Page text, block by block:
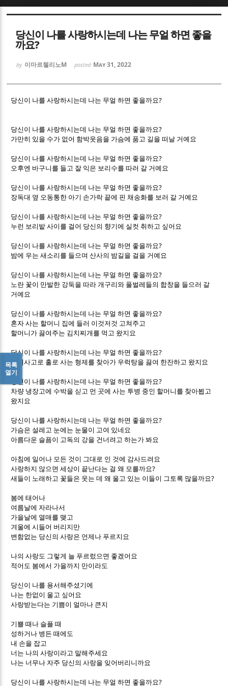
당신이 나를 사랑하시는데 나는 무얼 하면 좋을
까요?
by 이마르첼리노M posted May 31, 2022
당신이 나를 사랑하시는데 나는 무얼 하면 좋을까요?
당신이 나를 사랑하시는데 나는 무얼 하면 좋을까요?
가만히 있을 수가 없어 함박웃음을 가슴에 품고 길을 떠날 거예요
당신이 나를 사랑하시는데 나는 무얼 하면 좋을까요?
오후엔 바구니를 들고 잘 익은 보리수를 따러 갈 거예요
당신이 나를 사랑하시는데 나는 무얼 하면 좋을까요?
장독대 옆 오동통한 아기 손가락 끝에 핀 채송화를 보러 갈 거예요
당신이 나를 사랑하시는데 나는 무얼 하면 좋을까요?
누런 보리밭 사이를 걸어 당신의 향기에 실컷 취하고 싶어요
당신이 나를 사랑하시는데 나는 무얼 하면 좋을까요?
밤에 우는 새소리를 들으며 산사의 밤길을 걸을 거예요
당신이 나를 사랑하시는데 나는 무얼 하면 좋을까요?
노란 꽃이 만발한 강둑을 따라 개구리와 풀벌레들의 합창을 들으러 갈
거예요
당신이 나를 사랑하시는데 나는 무얼 하면 좋을까요?
혼자 사는 할머니 집에 들러 이것저것 고쳐주고
할머니가 끓여주는 김치찌개를 먹고 왔지요
당신이 나를 사랑하시는데 나는 무얼 하면 좋을까요?
산재사고로 홀로 사는 형제를 찾아가 우럭탕을 끓여 한잔하고 왔지요
당신이 나를 사랑하시는데 나는 무얼 하면 좋을까요?
차량 냉장고에 수박을 싣고 먼 곳에 사는 투병 중인 할머니를 찾아뵙고
왔지요
당신이 나를 사랑하시는데 나는 무얼 하면 좋을까요?
가슴은 설레고 눈에는 눈물이 고여 있네요
아름다운 슬픔이 고독의 강을 건너려고 하는가 봐요
아침에 일어나 모든 것이 그대로 인 것에 감사드려요
사랑하지 않으면 세상이 끝난다는 걸 왜 모를까요?
새들이 노래하고 꽃들은 웃는 데 왜 울고 있는 이들이 그토록 많을까요?
봄에 태어나
여름날에 자라나서
가을날에 열매를 맺고
겨울에 시들어 버리지만
변함없는 당신의 사랑은 언제나 푸르지요
나의 사랑도 그렇게 늘 푸르렀으면 좋겠어요
적어도 봄에서 가을까지 만이라도
당신이 나를 용서해주셨기에
나는 한없이 울고 싶어요
사랑받는다는 기쁨이 얼마나 큰지
기쁠 때나 슬플 때
성하거나 병든 때에도
내 손을 잡고
너는 나의 사랑이라고 말해주세요
나는 너무나 자주 당신의 사랑을 잊어버리니까요
당신이 나를 사랑하시는데 나는 무얼 하면 좋을까요?
목록
열기
Sketchbook5, 스케치북5
Sketchbook5, 스케치북5
Sketchbook5, 스케치북5
Sketchbook5, 스케치북5